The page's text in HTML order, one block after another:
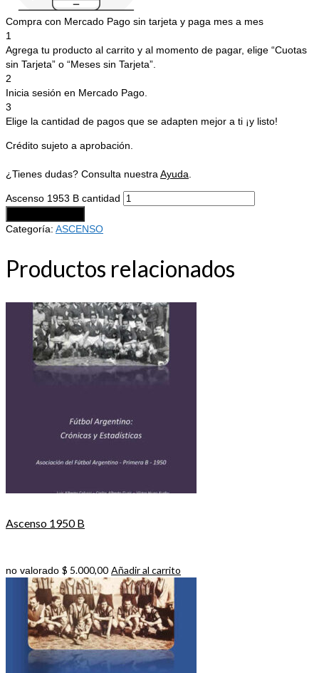
Compra con Mercado Pago sin tarjeta y paga mes a mes
1
Agrega tu producto al carrito y al momento de pagar, elige “Cuotas
sin Tarjeta” o “Meses sin Tarjeta”.
2
Inicia sesión en Mercado Pago.
3
Elige la cantidad de pagos que se adapten mejor a ti ¡y listo!
Crédito sujeto a aprobación.
¿Tienes dudas? Consulta nuestra Ayuda
Ascenso 1953 B cantidad
Categoría: ASCENSO
Productos relacionados
Ascenso 1950 B
no valorado $ 5.000,00 Añadir al carrito